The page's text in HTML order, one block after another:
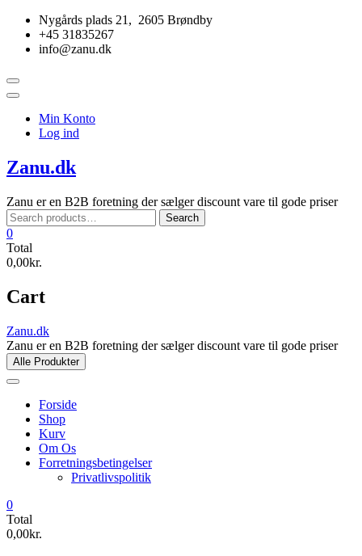
Skip
content
Nygårds plads 21, 2605 Brøndby
+45 31835267
info@zanu.dk
Topbar
Menu
Min Konto
Log ind
Zanu.dk
Zanu er en B2B foretning der sælger discount vare til gode priser
Search
for:
Search
0
Total
0,00kr.
Cart
Zanu.dk
Zanu er en B2B foretning der sælger discount vare til gode priser
Alle Produkter
Forside
Shop
Kurv
Om Os
Forretningsbetingelser
Privatlivspolitik
0
Total
0,00kr.